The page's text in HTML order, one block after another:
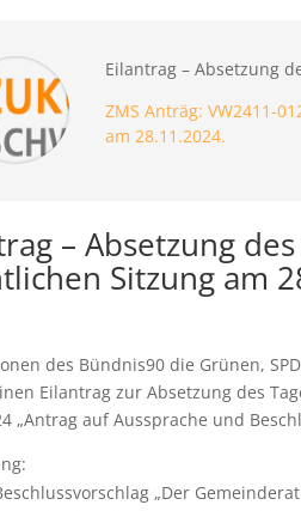
Eilantrag – Absetzung
ZMS Anträg: VW2411-
am 28.11.2024.
– Absetzung
Sitzung am
des Bündnis90 die Grünen,
Eilantrag zur Absetzung des
„Antrag auf Aussprache und
„Der